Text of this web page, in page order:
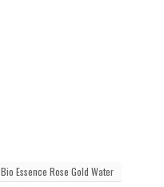
Bio Essence Rose Gold Water